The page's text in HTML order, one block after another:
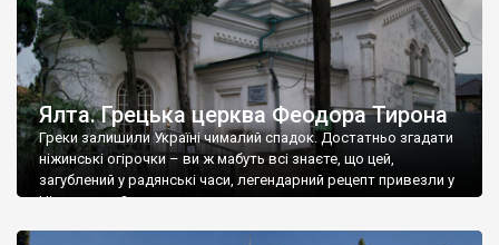
Ялта. Грецька церква Феодора Тирона
Греки залишили Україні чималий спадок. Достатньо згадати
ніжинські огірочки – ви ж мабуть всі знаєте, що цей,
загублений у радянські часи, легендарний рецепт привезли у
Ніжин греки?